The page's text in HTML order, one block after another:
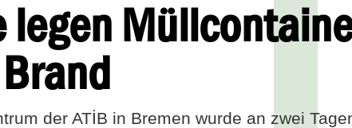
legen
der ATİB in Bremen wurde an zwei